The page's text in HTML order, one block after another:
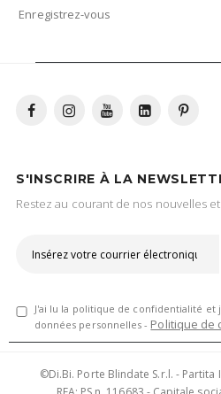
Enregistrez-vous
S'INSCRIRE À LA
Restez au courant de nos nouvelles
J'ai lu la politique de confidentialité
données personnelles - Politique de
©Di.Bi. Porte Blindate S.r.l. - Partita